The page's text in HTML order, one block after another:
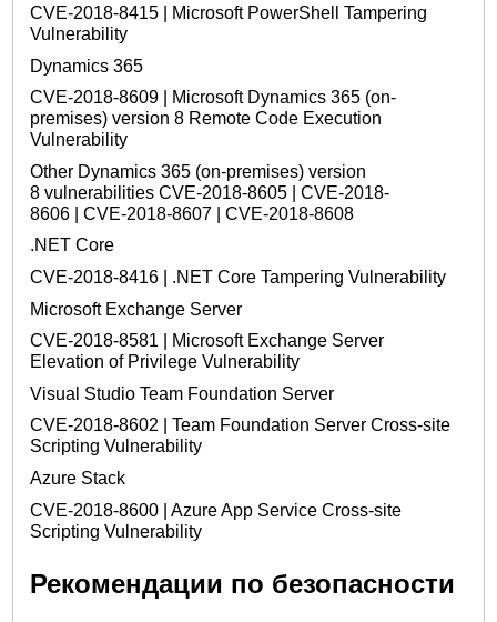
CVE-2018-8415 | Microsoft PowerShell Tampering
Vulnerability
Dynamics 365
CVE-2018-8609 | Microsoft Dynamics 365 (on-
premises) version 8 Remote Code Execution
Vulnerability
Other Dynamics 365 (on-premises) version
8 vulnerabilities CVE-2018-8605 | CVE-2018-
8606 | CVE-2018-8607 | CVE-2018-8608
.NET Core
CVE-2018-8416 | .NET Core Tampering Vulnerability
Microsoft Exchange Server
CVE-2018-8581 | Microsoft Exchange Server
Elevation of Privilege Vulnerability
Visual Studio Team Foundation Server
CVE-2018-8602 | Team Foundation Server Cross-site
Scripting Vulnerability
Azure Stack
CVE-2018-8600 | Azure App Service Cross-site
Scripting Vulnerability
Рекомендации по безопасности